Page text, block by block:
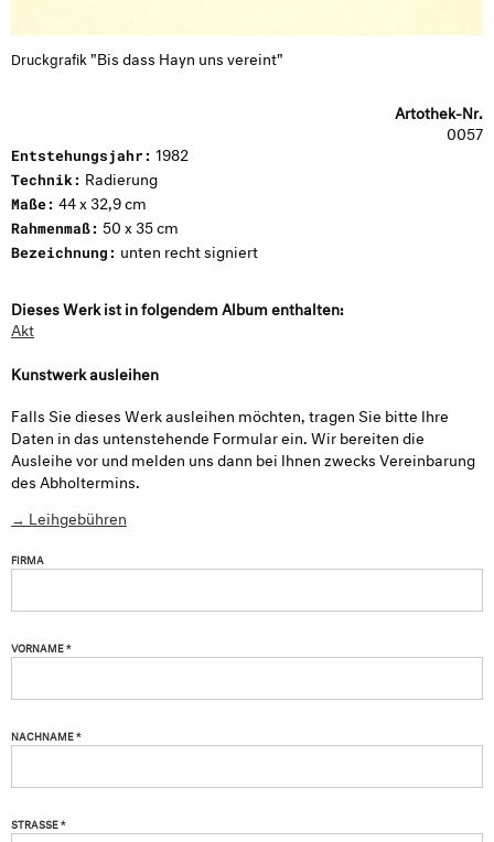
Druckgrafik "Bis dass Hayn uns vereint"
Artothek-Nr.
0057
Entstehungsjahr: 1982
Technik: Radierung
Maße: 44 x 32,9 cm
Rahmenmaß: 50 x 35 cm
Bezeichnung: unten recht signiert
Dieses Werk ist in folgendem Album enthalten:
Akt
Kunstwerk ausleihen
Falls Sie dieses Werk ausleihen möchten, tragen Sie bitte Ihre
Daten in das untenstehende Formular ein. Wir bereiten die
Ausleihe vor und melden uns dann bei Ihnen zwecks Vereinbarung
des Abholtermins.
→ Leihgebühren
FIRMA
VORNAME *
NACHNAME *
STRASSE *